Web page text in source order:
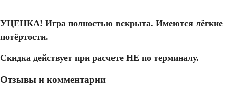
УЦЕНКА! Игра полностью вскрыта. Имеются лёгкие
потёртости.
Скидка действует при расчете НЕ по терминалу.
Отзывы и комментарии